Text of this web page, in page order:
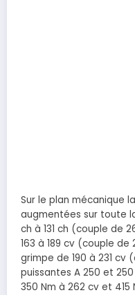
Sur le plan mécanique
augmentées sur toute la
ch à 131 ch (couple de
163 à 189 cv (couple
grimpe de 190 à 231 cv
puissantes A 250 et
350 Nm à 262 cv et 415